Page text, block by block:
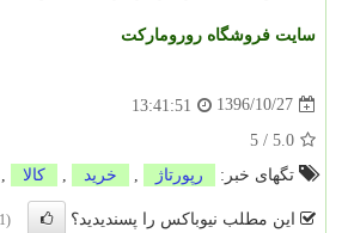
سایت فروشگاه رورومارکت
1396/10/27
13:41:51
5.0
/
5
تگهای خبر:
رپورتاژ , خرید , كالا ,
این مطلب نیوباکس را پسندیدید؟ (1)